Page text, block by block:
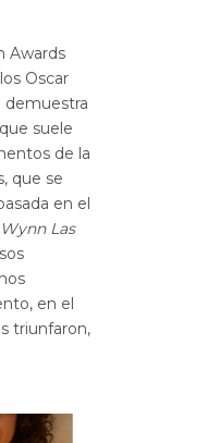
Awards
Oscar
demuestra
suele
de la
que se
en el
Las
en el
triunfaron,